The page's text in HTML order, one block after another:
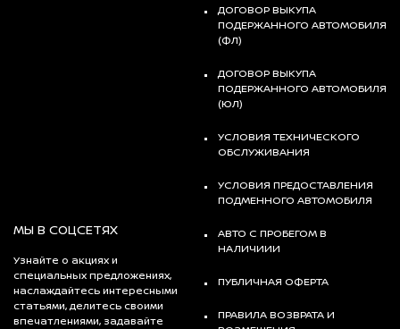
ДОГОВОР ВЫКУПА
ПОДЕРЖАННОГО АВТОМОБИЛЯ
(ФЛ)
ДОГОВОР ВЫКУПА
ПОДЕРЖАННОГО АВТОМОБИЛЯ
(ЮЛ)
УСЛОВИЯ ТЕХНИЧЕСКОГО
ОБСЛУЖИВАНИЯ
УСЛОВИЯ ПРЕДОСТАВЛЕНИЯ
ПОДМЕННОГО АВТОМОБИЛЯ
АВТО С ПРОБЕГОМ В
НАЛИЧИИИ
ПУБЛИЧНАЯ ОФЕРТА
ПРАВИЛА ВОЗВРАТА И
МЫ В СОЦСЕТЯХ
Узнайте о акциях и
специальных предложениях,
наслаждайтесь интересными
статьями, делитесь своими
впечатлениями, задавайте